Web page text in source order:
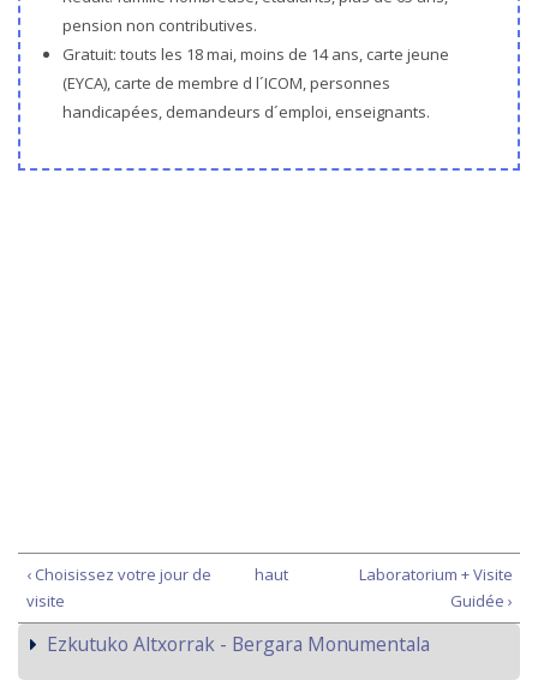
pension non contributives.
Gratuit: touts les 18 mai, moins de 14 ans, carte jeune
(EYCA), carte de membre d l´ICOM, personnes
handicapées, demandeurs d´emploi, enseignants.
‹ Choisissez votre jour de
visite
haut
Laboratorium + Visite
Guidée ›
Ezkutuko Altxorrak - Bergara Monumentala